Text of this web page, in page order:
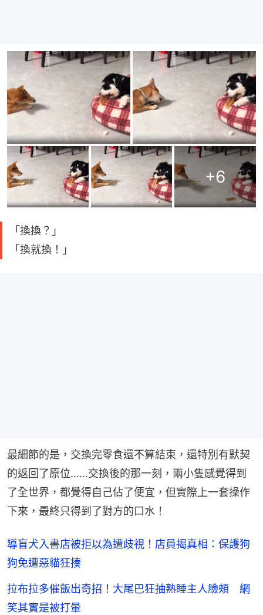
+6
「換換？」
「換就換！」
最細節的是，交換完零食還不算結束，還特別有默契
的返回了原位……交換後的那一刻，兩小隻感覺得到
了全世界，都覺得自己佔了便宜，但實際上一套操作
下來，最終只得到了對方的口水！
導盲犬入書店被拒以為遭歧視！店員揭真相：保護狗
狗免遭惡貓狂揍
拉布拉多催飯出奇招！大尾巴狂抽熟睡主人臉頰 網
笑其實是被打暈